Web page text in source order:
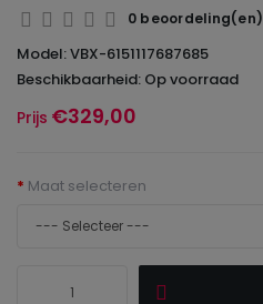
0 beoordeling(en)
Model: VBX-6151117687685
Beschikbaarheid: Op voorraad
Prijs €329,00
Maat selecteren